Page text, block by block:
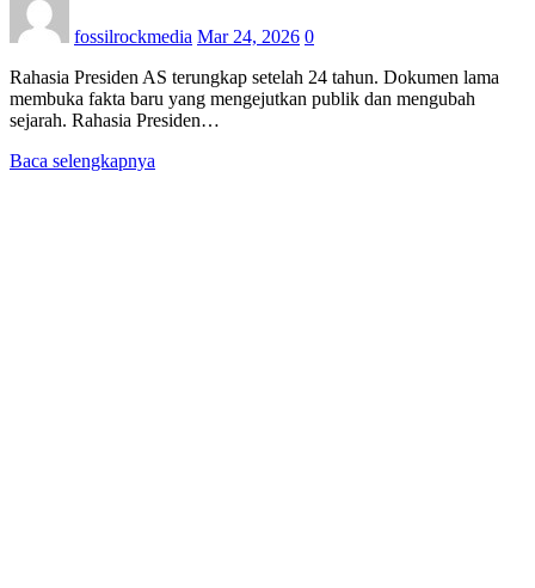
fossilrockmedia Mar 24, 2026 0
Rahasia Presiden AS terungkap setelah 24 tahun. Dokumen lama
membuka fakta baru yang mengejutkan publik dan mengubah
sejarah. Rahasia Presiden…
Baca selengkapnya